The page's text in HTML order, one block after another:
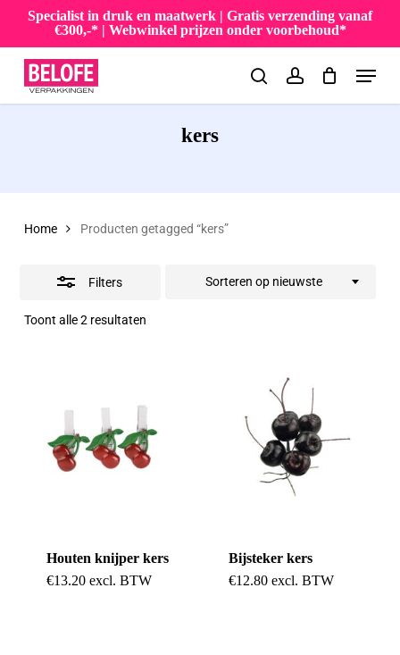
Skip
main
content
Specialist in druk en maatwerk | Gratis verzending vanaf
€300,-* | Webwinkel prijzen onder voorbehoud*
searchaccount
Menu
kers
Home Producten getagged “kers”
Filters
Toont alle 2 resultatenGesorteerd
Sorteren op nieuwste
Filters
Houten knijper kers
€13.20 excl. BTW
Bijsteker kers
€12.80 excl. BTW